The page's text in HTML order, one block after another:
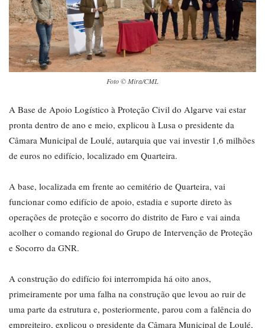
Foto © Mira/CML
A Base de Apoio Logístico à Proteção Civil do Algarve vai estar
pronta dentro de ano e meio, explicou à Lusa o presidente da
Câmara Municipal de Loulé, autarquia que vai investir 1,6 milhões
de euros no edifício, localizado em Quarteira.
A base, localizada em frente ao cemitério de Quarteira, vai
funcionar como edifício de apoio, estadia e suporte direto às
operações de proteção e socorro do distrito de Faro e vai ainda
acolher o comando regional do Grupo de Intervenção de Proteção
e Socorro da GNR.
A construção do edifício foi interrompida há oito anos,
primeiramente por uma falha na construção que levou ao ruir de
uma parte da estrutura e, posteriormente, parou com a falência do
empreiteiro, explicou o presidente da Câmara Municipal de Loulé,